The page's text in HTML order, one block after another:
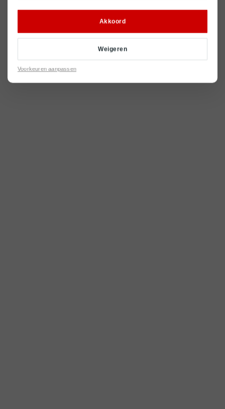
Akkoord
Weigeren
Voorkeuren aanpassen